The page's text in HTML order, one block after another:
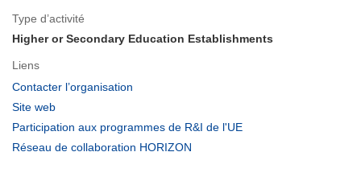
Type d’activité
Higher or Secondary Education Establishments
Liens
Contacter l’organisation
fenêtre)
Site web
dans
une
Participation aux programmes de R&I de l'UE
Réseau de collaboration HORIZON